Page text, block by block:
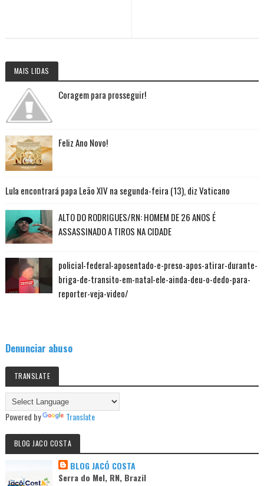
MAIS LIDAS
Coragem para prosseguir!
Feliz Ano Novo!
Lula encontrará papa Leão XIV na segunda-feira (13), diz Vaticano
ALTO DO RODRIGUES/RN: HOMEM DE 26 ANOS É
ASSASSINADO A TIROS NA CIDADE
policial-federal-aposentado-e-preso-apos-atirar-durante-
briga-de-transito-em-natal-ele-ainda-deu-o-dedo-para-
reporter-veja-video/
Denunciar abuso
TRANSLATE
Powered by Translate
BLOG JACO COSTA
BLOG JACÓ COSTA
Serra do Mel, RN, Brazil